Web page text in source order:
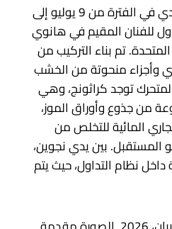
سيتم افتتاح المعرض الفردي في الفترة من 9 يوليو إلى
وهو الأول للفنان المقيم في هانوي
تم بناء التركيب من
وأجزاء منحوتة من الخشب
توجد كراثونج، وهي
من جذوع وأوراق الموز،
المائية للتخلص من
المستقبل. بين يدي نجوين،
نظام التداول، حيث يتم